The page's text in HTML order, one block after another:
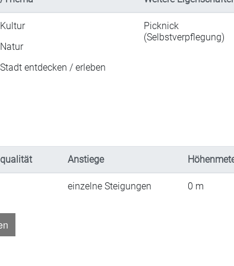
Kultur
Natur
Stadt entdecken / erleben
Picknick
(Selbstverpflegung)
Anstiege
einzelne Steigungen 0 m